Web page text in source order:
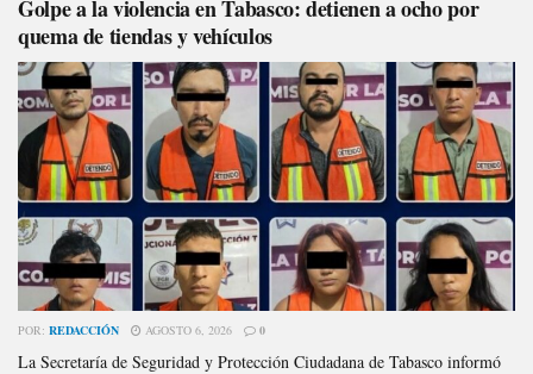
Golpe a la violencia en Tabasco: detienen a ocho por
quema de tiendas y vehículos
POR: REDACCIÓN AGOSTO 6, 2026 0
La Secretaría de Seguridad y Protección Ciudadana de Tabasco informó